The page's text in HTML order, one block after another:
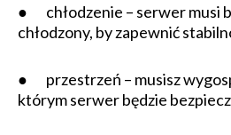
● chłodzenie – serwer musi
chłodzony, by zapewnić
● przestrzeń – musisz
którym serwer będzie